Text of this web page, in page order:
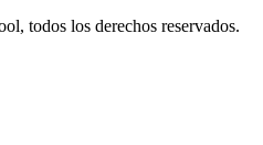
todos los derechos reservados.